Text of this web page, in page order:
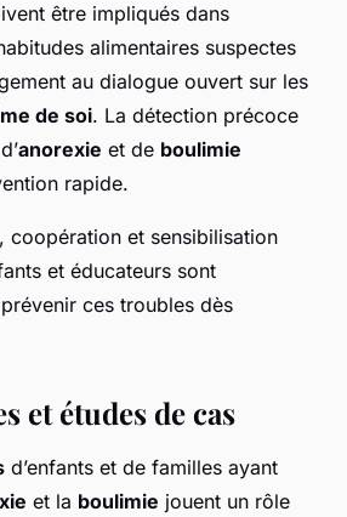
être impliqués dans
alimentaires suspectes
au dialogue ouvert sur les
de soi. La détection précoce
d’anorexie et de boulimie
rapide.
coopération et sensibilisation
et éducateurs sont
ces troubles dès
et études de cas
d’enfants et de familles ayant
et la boulimie jouent un rôle